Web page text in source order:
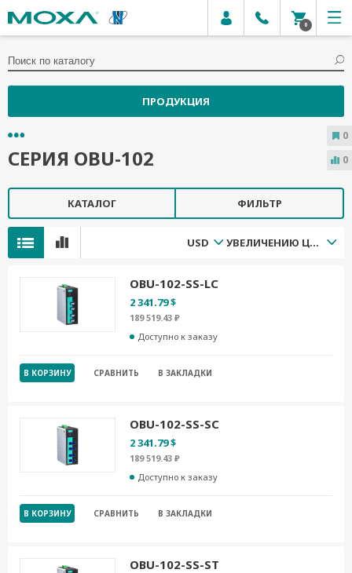
0
ПРОДУКЦИЯ
СЕРИЯ OBU-102
КАТАЛОГ ФИЛЬТР
USD УВЕЛИЧЕНИЮ ЦЕНЫ
OBU-102-SS-LC
2 341.79 $
189 519.43 ₽
Доступно к заказу
В КОРЗИНУ СРАВНИТЬ В ЗАКЛАДКИ
OBU-102-SS-SC
2 341.79 $
189 519.43 ₽
Доступно к заказу
В КОРЗИНУ СРАВНИТЬ В ЗАКЛАДКИ
OBU-102-SS-ST
0
0